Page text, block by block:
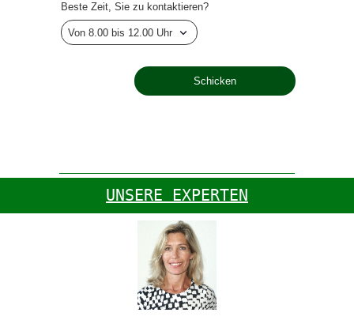
Beste Zeit, Sie zu kontaktieren?
UNSERE EXPERTEN